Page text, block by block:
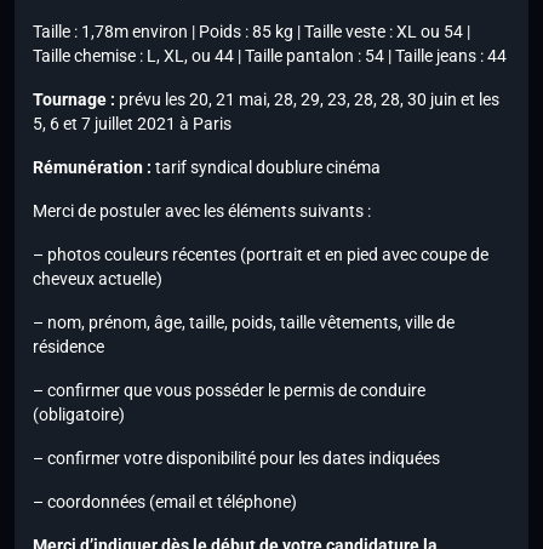
Taille : 1,78m environ | Poids : 85 kg | Taille veste : XL ou 54 |
Taille chemise : L, XL, ou 44 | Taille pantalon : 54 | Taille jeans : 44
Tournage : prévu les 20, 21 mai, 28, 29, 23, 28, 28, 30 juin et les
5, 6 et 7 juillet 2021 à Paris
Rémunération : tarif syndical doublure cinéma
Merci de postuler avec les éléments suivants :
– photos couleurs récentes (portrait et en pied avec coupe de
cheveux actuelle)
– nom, prénom, âge, taille, poids, taille vêtements, ville de
résidence
– confirmer que vous posséder le permis de conduire
(obligatoire)
– confirmer votre disponibilité pour les dates indiquées
– coordonnées (email et téléphone)